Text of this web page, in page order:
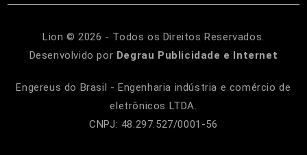
Lion © 2026 - Todos os Direitos Reservados.
Desenvolvido por Degrau Publicidade e Internet
Engereus do Brasil - Engenharia indústria e comércio de
eletrônicos LTDA.
CNPJ: 48.297.527/0001-56